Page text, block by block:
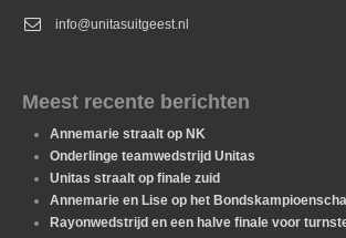
info@unitasuitgeest.nl
Meest recente berichten
Annemarie straalt op NK
Onderlinge teamwedstrijd Unitas
Unitas straalt op finale zuid
Annemarie en Lise op het
Rayonwedstrijd en een halve finale voor